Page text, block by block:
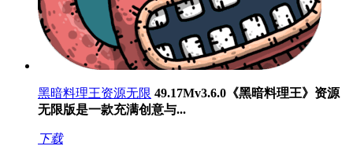
黑暗料理王资源无限 49.17Mv3.6.0 《黑暗料理王》资源
无限版是一款充满创意与...
下载